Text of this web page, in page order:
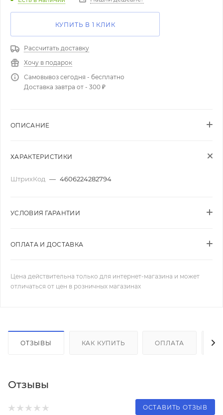
КУПИТЬ В 1 КЛИК
Рассчитать доставку
Хочу в подарок
Самовывоз сегодня - бесплатно
Доставка завтра от - 300 ₽
ОПИСАНИЕ
ХАРАКТЕРИСТИКИ
ШтрихКод — 4606224282794
УСЛОВИЯ ГАРАНТИИ
ОПЛАТА И ДОСТАВКА
Цена действительна только для интернет-магазина и может
отличаться от цен в розничных магазинах
ОТЗЫВЫ КАК КУПИТЬ ОПЛАТА
Отзывы
ОСТАВИТЬ ОТЗЫВ